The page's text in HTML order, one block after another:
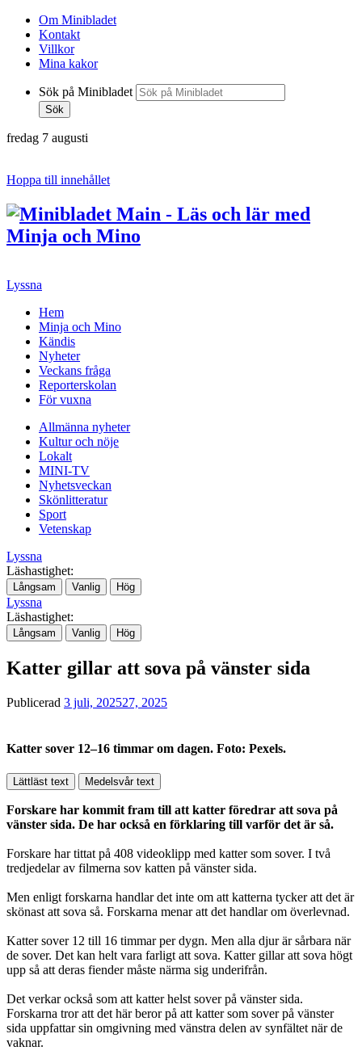
Om Minibladet
Kontakt
Villkor
Mina kakor
Sök på Minibladet
Sök
fredag 7 augusti
Hoppa till innehållet
Lyssna
Hem
Minja och Mino
Kändis
Nyheter
Veckans fråga
Reporterskolan
För vuxna
Allmänna nyheter
Kultur och nöje
Lokalt
MINI-TV
Nyhetsveckan
Skönlitteratur
Sport
Vetenskap
Lyssna
Läshastighet:
Långsam Vanlig Hög
Lyssna
Läshastighet:
Långsam Vanlig Hög
Katter gillar att sova på vänster sida
Publicerad 3 juli, 202527, 2025
Katter sover 12–16 timmar om dagen. Foto: Pexels.
Lättläst text Medelsvår text
Forskare har kommit fram till att katter föredrar att sova på
vänster sida. De har också en förklaring till varför det är så.
Forskare har tittat på 408 videoklipp med katter som sover. I två
tredjedelar av filmerna sov katten på vänster sida.
Men enligt forskarna handlar det inte om att katterna tycker att det är
skönast att sova så. Forskarna menar att det handlar om överlevnad.
Katter sover 12 till 16 timmar per dygn. Men alla djur är sårbara när
de sover. Det kan helt vara farligt att sova. Katter gillar att sova högt
upp så att deras fiender måste närma sig underifrån.
Det verkar också som att katter helst sover på vänster sida.
Forskarna tror att det här beror på att katter som sover på vänster
sida uppfattar sin omgivning med vänstra delen av synfältet när de
vaknar.